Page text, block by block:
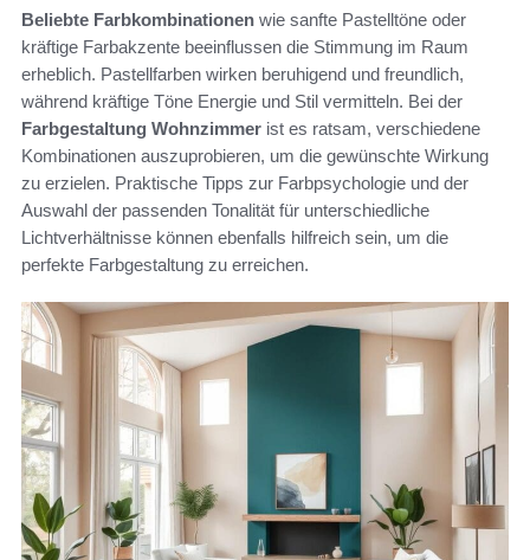
Beliebte Farbkombinationen wie sanfte Pastelltöne oder
kräftige Farbakzente beeinflussen die Stimmung im Raum
erheblich. Pastellfarben wirken beruhigend und freundlich,
während kräftige Töne Energie und Stil vermitteln. Bei der
Farbgestaltung Wohnzimmer ist es ratsam, verschiedene
Kombinationen auszuprobieren, um die gewünschte Wirkung
zu erzielen. Praktische Tipps zur Farbpsychologie und der
Auswahl der passenden Tonalität für unterschiedliche
Lichtverhältnisse können ebenfalls hilfreich sein, um die
perfekte Farbgestaltung zu erreichen.